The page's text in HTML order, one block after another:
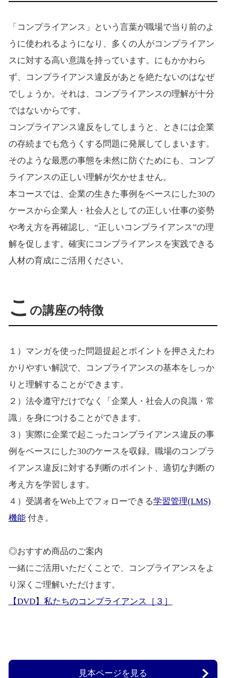
「コンプライアンス」という言葉が職場で当り前のよ
うに使われるようになり、多くの人がコンプライアン
スに対する高い意識を持っています。にもかかわら
ず、コンプライアンス違反があとを絶たないのはなぜ
でしょうか。それは、コンプライアンスの理解が十分
ではないからです。
コンプライアンス違反をしてしまうと、ときには企業
の存続までも危うくする問題に発展してしまいます。
そのような最悪の事態を未然に防ぐためにも、コンプ
ライアンスの正しい理解が欠かせません。
本コースでは、企業の生きた事例をベースにした30の
ケースから企業人・社会人としての正しい仕事の姿勢
や考え方を再確認し、“正しいコンプライアンス”の理
解を促します。確実にコンプライアンスを実践できる
人材の育成にご活用ください。
こ の講座の特徴
１）マンガを使った問題提起とポイントを押さえたわ
かりやすい解説で、コンプライアンスの基本をしっか
りと理解することができます。
２）法令遵守だけでなく「企業人・社会人の良識・常
識」を身につけることができます。
３）実際に企業で起こったコンプライアンス違反の事
例をベースにした30のケースを収録。職場のコンプラ
イアンス違反に対する判断のポイント、適切な判断の
考え方を学習します。
４）受講者をWeb上でフォローできる学習管理(LMS)
機能付き。
◎おすすめ商品のご案内
一緒にご活用いただくことで、コンプライアンスをよ
り深くご理解いただけます。
【DVD】私たちのコンプライアンス［３］
見本ページを見る